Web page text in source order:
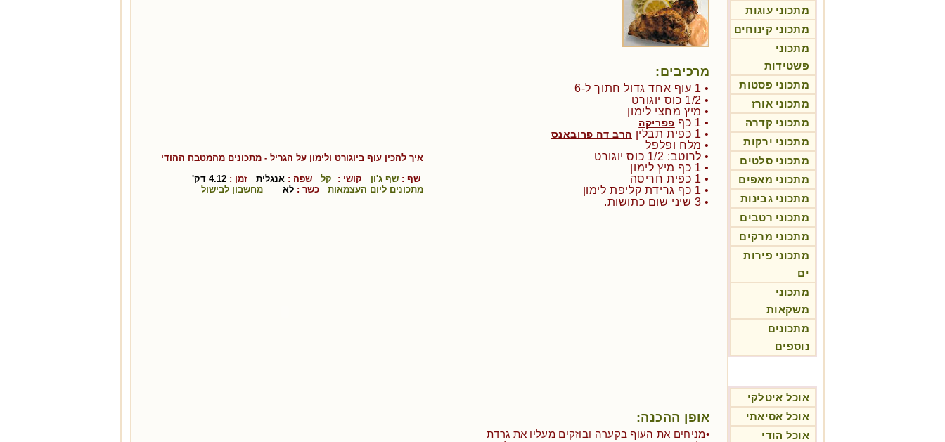
מתכוני עוגות
מתכוני קינוחים
מתכוני
פשטידות
מתכוני פסטות
מתכוני אורז
מתכוני קדרה
מתכוני ירקות
מתכוני סלטים
מתכוני מאפים
מתכוני גבינות
מתכוני רטבים
מתכוני מרקים
מתכוני פירות
ים
מתכוני
משקאות
מתכונים
נוספים
אוכל איטלקי
אוכל אסיאתי
אוכל הודי
מרכיבים:
• 1 עוף אחד גדול חתוך ל-6
• 1/2 כוס יוגורט
• מיץ מחצי לימון
• 1 כף
פפריקה
• 1 כפית תבלין הרב דה פרובאנס
• מלח ופלפל
• לרוטב: 1/2 כוס יוגורט
• 1 כף מיץ לימון
• 1 כפית חריסה
• 1 כף גרידת קליפת לימון
• 3 שיני שום כתושות.
אופן ההכנה:
•מניחים את העוף בקערה ובוזקים מעליו את גרדת
איך להכין עוף ביוגורט ולימון על הגריל - מתכונים מהמטבח ההודי
שף : שף ג'ון קושי : קל שפה : אנגלית זמן : 4.12 דק'
מתכונים ליום העצמאות
כשר : לא מחשבון לבישול